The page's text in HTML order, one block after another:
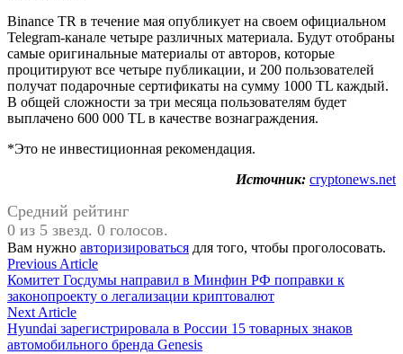
Binance TR в течение мая опубликует на своем официальном
Telegram-канале четыре различных материала. Будут отобраны
самые оригинальные материалы от авторов, которые
процитируют все четыре публикации, и 200 пользователей
получат подарочные сертификаты на сумму 1000 TL каждый.
В общей сложности за три месяца пользователям будет
выплачено 600 000 TL в качестве вознаграждения.
*Это не инвестиционная рекомендация.
Источник: cryptonews.net
Средний рейтинг
0 из 5 звезд. 0 голосов.
Вам нужно авторизироваться для того, чтобы проголосовать.
Навигация
по
записям
Previous ArticlePrevious
article:
Комитет Госдумы направил в Минфин РФ поправки к
законопроекту о легализации криптовалют
Next ArticleNext
article:
Hyundai зарегистрировала в России 15 товарных знаков
автомобильного бренда Genesis